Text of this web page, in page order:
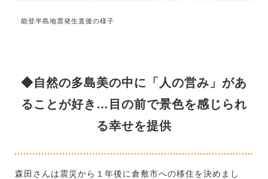
能登半島地震発生直後の様子
◆自然の多島美の中に「人の営み」があ
ることが好き…目の前で景色を感じられ
る幸せを提供
森田さんは震災から１年後に倉敷市への移住を決めまし